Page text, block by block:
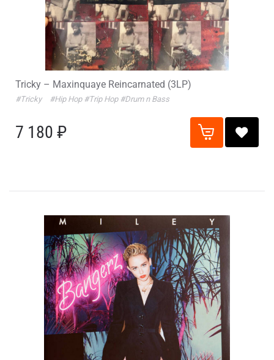
Tricky – Maxinquaye Reincarnated (3LP)
#Tricky #Hip Hop #Trip Hop #Drum n Bass
7 180 ₽